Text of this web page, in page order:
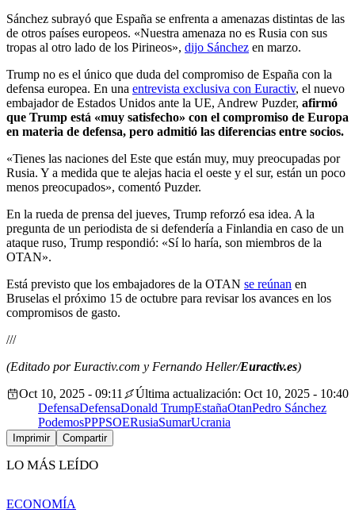
Sánchez subrayó que España se enfrenta a amenazas distintas de las
de otros países europeos. «Nuestra amenaza no es Rusia con sus
tropas al otro lado de los Pirineos», dijo Sánchez en marzo.
Trump no es el único que duda del compromiso de España con la
defensa europea. En una entrevista exclusiva con Euractiv, el nuevo
embajador de Estados Unidos ante la UE, Andrew Puzder, afirmó
que Trump está «muy satisfecho» con el compromiso de Europa
en materia de defensa, pero admitió las diferencias entre socios.
«Tienes las naciones del Este que están muy, muy preocupadas por
Rusia. Y a medida que te alejas hacia el oeste y el sur, están un poco
menos preocupados», comentó Puzder.
En la rueda de prensa del jueves, Trump reforzó esa idea. A la
pregunta de un periodista de si defendería a Finlandia en caso de un
ataque ruso, Trump respondió: «Sí lo haría, son miembros de la
OTAN».
Está previsto que los embajadores de la OTAN se reúnan en
Bruselas el próximo 15 de octubre para revisar los avances en los
compromisos de gasto.
///
(Editado por Euractiv.com y Fernando Heller/Euractiv.es)
Oct 10, 2025 - 09:11
Última actualización: Oct 10, 2025 - 10:40
DefensaDefensaDonald TrumpEstañaOtanPedro Sánchez
PodemosPPPSOERusiaSumarUcrania
Imprimir Compartir
LO MÁS LEÍDO
ECONOMÍA